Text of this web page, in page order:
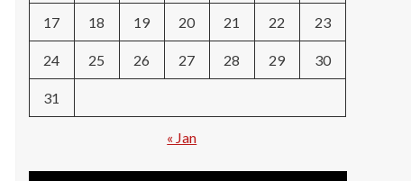
17 18 19 20 21 22 23
24 25 26 27 28 29 30
31
« Jan